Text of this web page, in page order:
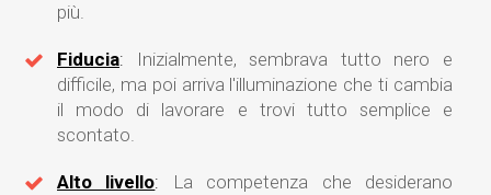
più.
Fiducia: Inizialmente, sembrava tutto nero e
difficile, ma poi arriva l'illuminazione che ti cambia
il modo di lavorare e trovi tutto semplice e
scontato.
Alto livello: La competenza che desiderano